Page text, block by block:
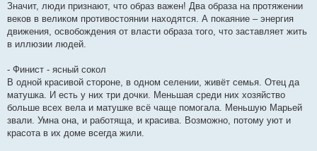
Значит, люди признают, что образ важен! Два образа на протяжении
веков в великом противостоянии находятся. А покаяние – энергия
движения, освобождения от власти образа того, что заставляет жить
в иллюзии людей.
- Финист - ясный сокол
В одной красивой стороне, в одном селении, живёт семья. Отец да
матушка. И есть у них три дочки. Меньшая среди них хозяйство
больше всех вела и матушке всё чаще помогала. Меньшую Марьей
звали. Умна она, и работяща, и красива. Возможно, потому уют и
красота в их доме всегда жили.